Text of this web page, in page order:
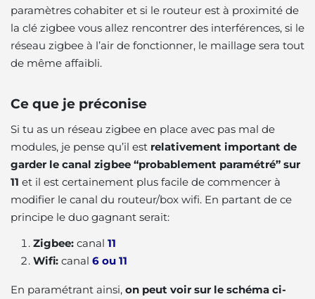
paramètres cohabiter et si le routeur est à proximité de
la clé zigbee vous allez rencontrer des interférences, si le
réseau zigbee à l’air de fonctionner, le maillage sera tout
de même affaibli.
Ce que je préconise
Si tu as un réseau zigbee en place avec pas mal de
modules, je pense qu’il est relativement important de
garder le canal zigbee “probablement paramétré” sur
11 et il est certainement plus facile de commencer à
modifier le canal du routeur/box wifi. En partant de ce
principe le duo gagnant serait:
Zigbee: canal 11
Wifi: canal 6 ou 11
En paramétrant ainsi, on peut voir sur le schéma ci-